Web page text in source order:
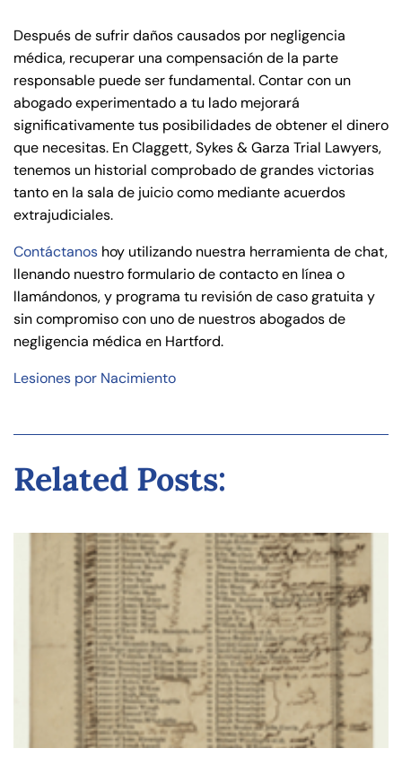
Después de sufrir daños causados por negligencia
médica, recuperar una compensación de la parte
responsable puede ser fundamental. Contar con un
abogado experimentado a tu lado mejorará
significativamente tus posibilidades de obtener el dinero
que necesitas. En Claggett, Sykes & Garza Trial Lawyers,
tenemos un historial comprobado de grandes victorias
tanto en la sala de juicio como mediante acuerdos
extrajudiciales.
Contáctanos hoy utilizando nuestra herramienta de chat,
llenando nuestro formulario de contacto en línea o
llamándonos, y programa tu revisión de caso gratuita y
sin compromiso con uno de nuestros abogados de
negligencia médica en Hartford.
Lesiones por Nacimiento
Related Posts: